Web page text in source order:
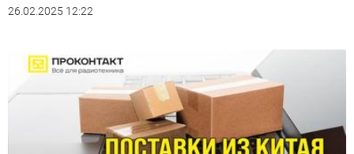
26.02.2025 12:22